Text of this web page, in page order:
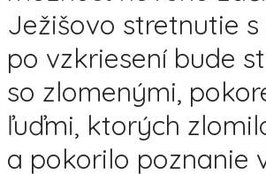
Ježišovo stretnutie
po vzkriesení bude
so zlomenými,
ľuďmi, ktorých
a pokorilo poznanie